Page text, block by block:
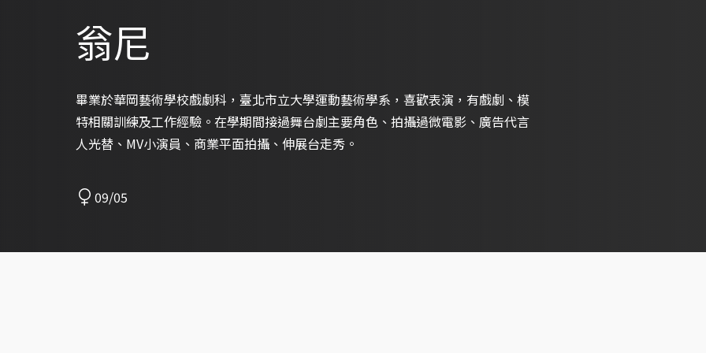
翁尼
畢業於華岡藝術學校戲劇科，臺北市立大學運動藝術學系，喜歡表演，有戲劇、模
特相關訓練及工作經驗。在學期間接過舞台劇主要角色、拍攝過微電影、廣告代言
人光替、MV小演員、商業平面拍攝、伸展台走秀。
09/05